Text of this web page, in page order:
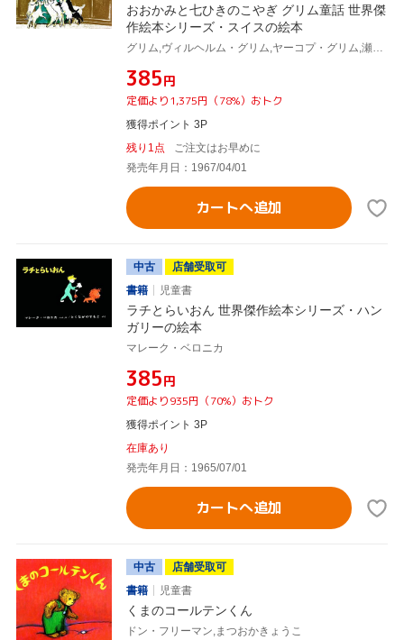
おおかみと七ひきのこやぎ グリム童話 世界傑
作絵本シリーズ・スイスの絵本
グリム,ヴィルヘルム・グリム,ヤーコプ・グリム,瀬田貞二,フェリクス・ホフマン
¥385円
定価より1,375円（78%）おトク
獲得ポイント 3P
残り1点
ご注文はお早めに
発売年月日：1967/04/01
カートへ追加
中古
店舗受取可
書籍
児童書
ラチとらいおん 世界傑作絵本シリーズ・ハン
ガリーの絵本
マレーク・ベロニカ
¥385円
定価より935円（70%）おトク
獲得ポイント 3P
在庫あり
発売年月日：1965/07/01
カートへ追加
中古
店舗受取可
書籍
児童書
くまのコールテンくん
ドン・フリーマン,まつおかきょうこ